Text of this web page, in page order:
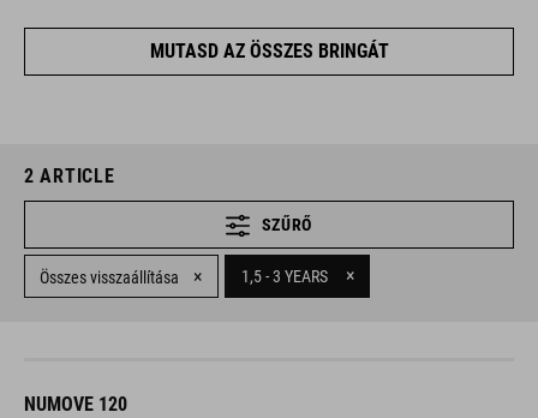
MUTASD AZ ÖSSZES BRINGÁT
2 ARTICLE
SZŰRŐ
Összes visszaállítása × 1,5 - 3 YEARS ×
NUMOVE 120